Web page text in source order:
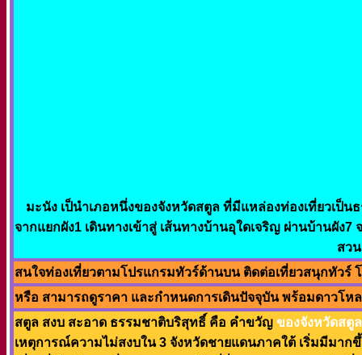
มะนัง เป็นำเภอหนึ่งของจังหวัดสตูล ที่มีแหล่องท่องเที่ยวเป็
จากแยกผัง1 เดินทางเข้าสู่ เส้นทางบ้านอุใดเจริญ ผ่านบ้านผัง7
สว
สนใจท่องเที่ยวตามโปรแกรมทัวร์ด้านบน ติดต่อเที่ยวสนุกทัวร์
หรือ สามารถดูราคา และกำหนดการเดินปัจจุบัน พร้อมดาวโ
สตูล สงบ สะอาด ธรรมชาติบริสุทธิ์ คือ คำขวัญ ของจังหวัดสตูล
เหตุการณ์ความไม่สงบใน 3 จังหวัดชายแดนภาคใต้ เริ่มมีมา